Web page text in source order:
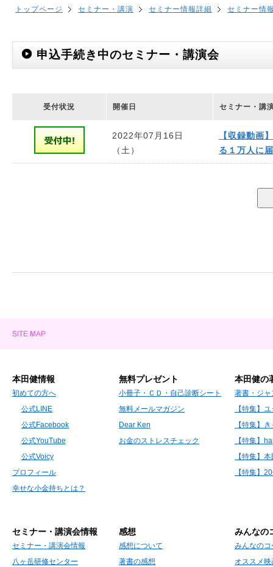
トップページ セミナー・講演 セミナー情報詳細 セミナー情
申込手続き中のセミナー・講演会
受付状況 開催日 セミナー・講
2022年07月16日
（土）
【収録動画
る１万人に
本田健情報
初めての方へ
公式LINE
公式Facebook
公式YouTube
公式Voicy
プロフィール
幸せな小金持ちとは？
無料プレゼント
小冊子・ＣＤ・自己診断シート
無料メールマガジン
Dear Ken
お金のストレスチェック
本田健の
著書・ジャ
【特集】
【特集】
【特集】
【特集】
【特集】
セミナー・講演会情報
セミナー・講演会情報
八ヶ岳研修センター
感想
感想について
著書の感想
みんなの
みんなの
オススメ映